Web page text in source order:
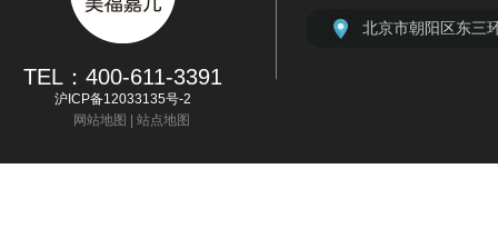
9
TEL：400-611-3391
沪ICP备12033135号-2
北京市朝阳区北京
上海市徐汇区虹桥
广州市天河区林和
深圳市福田区大中
北京市朝阳区东三
网站地图 站点地图